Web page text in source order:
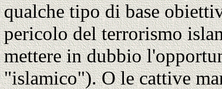
qualche tipo di base
pericolo del terrorismo
mettere in dubbio
"islamico"). O le cattive